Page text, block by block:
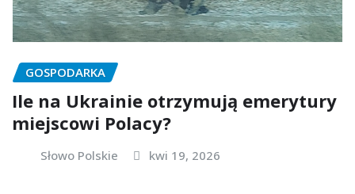
GOSPODARKA
Ile na Ukrainie otrzymują emerytury
miejscowi Polacy?
Słowo Polskie kwi 19, 2026